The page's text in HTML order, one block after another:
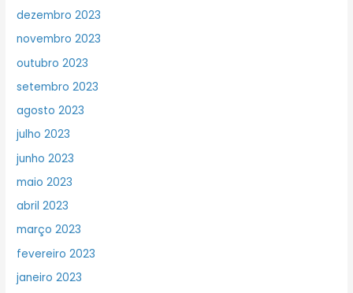
dezembro 2023
novembro 2023
outubro 2023
setembro 2023
agosto 2023
julho 2023
junho 2023
maio 2023
abril 2023
março 2023
fevereiro 2023
janeiro 2023